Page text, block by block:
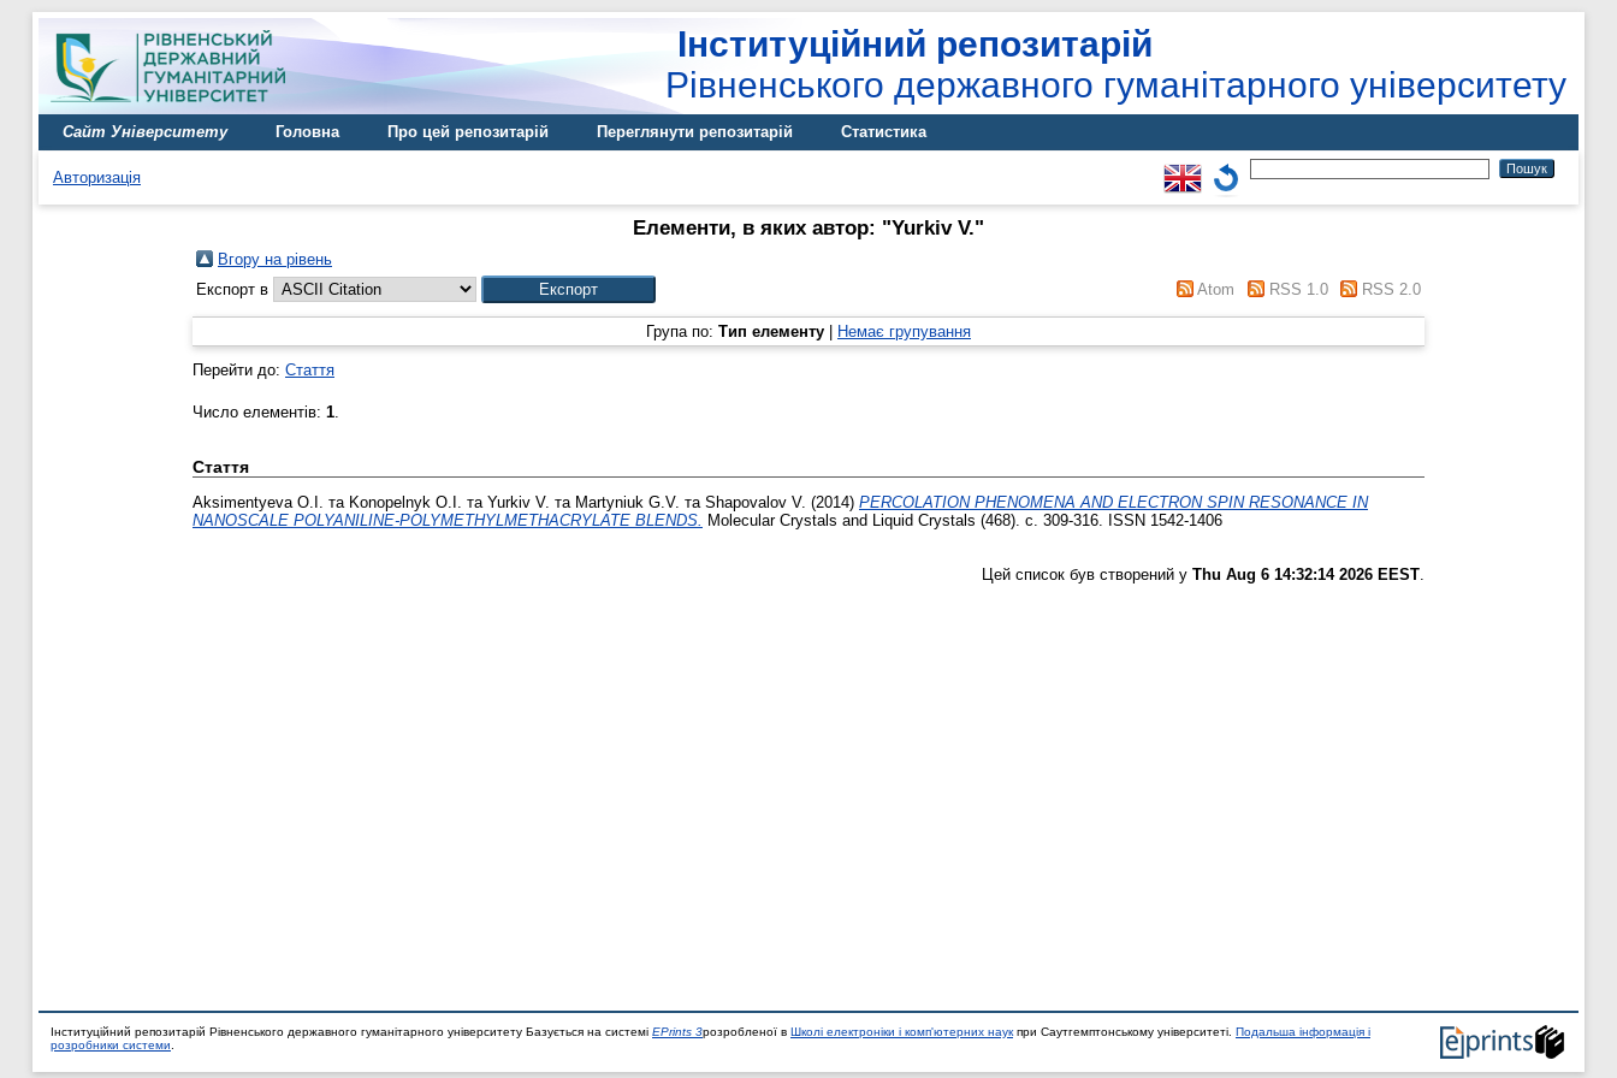
Інституційний репозитарій
Рівненського державного гуманітарного університету
Сайт Університету Головна Про цей репозитарій Переглянути репозитарій Статистика
Авторизація
Елементи, в яких автор: "Yurkiv V."
Вгору на рівень
Експорт в
Atom RSS 1.0 RSS 2.0
Група по: Тип елементу Немає групування
Перейти до: Стаття
Число елементів: 1.
Стаття
Aksimentyeva O.I. та Konopelnyk O.I. та Yurkiv V. та Martyniuk G.V. та Shapovalov V. (2014) PERCOLATION PHENOMENA AND ELECTRON SPIN RESONANCE IN
NANOSCALE POLYANILINE-POLYMETHYLMETHACRYLATE BLENDS.
Molecular Crystals and Liquid Crystals (468). с. 309-316. ISSN 1542-1406
Цей список був створений у Thu Aug 6 14:32:14 2026 EEST
Інституційний репозитарій Рівненського державного гуманітарного університету Базується на системі EPrints 3розробленої в Школі електроніки і комп'ютерних наук при Саутгемптонському університеті. Подальша інформація і
розробники системи